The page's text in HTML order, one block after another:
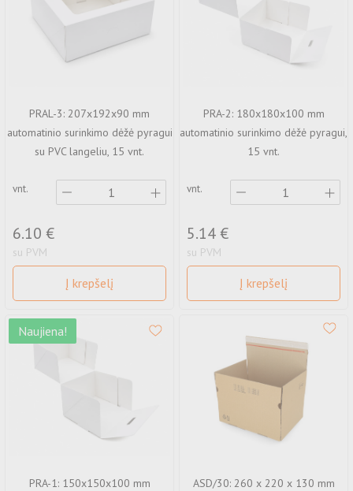
PRAL-3: 207x192x90 mm
automatinio surinkimo dėžė pyragui
su PVC langeliu, 15 vnt.
vnt.
6.10 €
su PVM
Į krepšelį
PRA-2: 180x180x100 mm
automatinio surinkimo dėžė pyragui,
15 vnt.
vnt.
5.14 €
su PVM
Į krepšelį
Naujiena!
PRA-1: 150x150x100 mm
ASD/30: 260 x 220 x 130 mm